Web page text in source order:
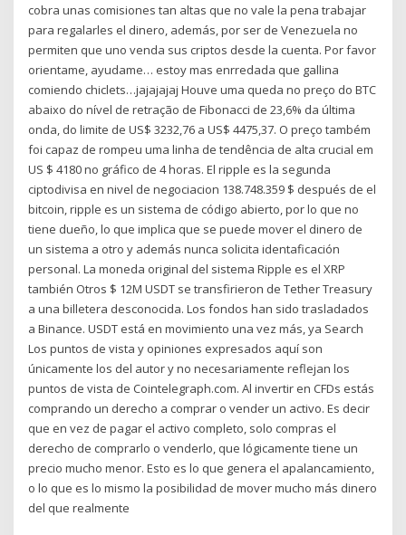
cobra unas comisiones tan altas que no vale la pena trabajar
para regalarles el dinero, además, por ser de Venezuela no
permiten que uno venda sus criptos desde la cuenta. Por favor
orientame, ayudame… estoy mas enrredada que gallina
comiendo chiclets…jajajajaj Houve uma queda no preço do BTC
abaixo do nível de retração de Fibonacci de 23,6% da última
onda, do limite de US$ 3232,76 a US$ 4475,37. O preço também
foi capaz de rompeu uma linha de tendência de alta crucial em
US $ 4180 no gráfico de 4 horas. El ripple es la segunda
ciptodivisa en nivel de negociacion 138.748.359 $ después de el
bitcoin, ripple es un sistema de código abierto, por lo que no
tiene dueño, lo que implica que se puede mover el dinero de
un sistema a otro y además nunca solicita identaficación
personal. La moneda original del sistema Ripple es el XRP
también Otros $ 12M USDT se transfirieron de Tether Treasury
a una billetera desconocida. Los fondos han sido trasladados
a Binance. USDT está en movimiento una vez más, ya Search
Los puntos de vista y opiniones expresados aquí son
únicamente los del autor y no necesariamente reflejan los
puntos de vista de Cointelegraph.com. Al invertir en CFDs estás
comprando un derecho a comprar o vender un activo. Es decir
que en vez de pagar el activo completo, solo compras el
derecho de comprarlo o venderlo, que lógicamente tiene un
precio mucho menor. Esto es lo que genera el apalancamiento,
o lo que es lo mismo la posibilidad de mover mucho más dinero
del que realmente